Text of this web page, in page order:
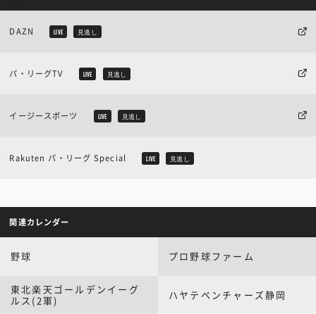
DAZN LIVE 見逃し
パ・リーグTV LIVE 見逃し
イージースポーツ LIVE 見逃し
Rakuten パ・リーグ Special LIVE 見逃し
関連カレンダー
野球 プロ野球ファーム
東北楽天ゴールデンイーグ
ルス(2軍)
ハヤテベンチャーズ静岡